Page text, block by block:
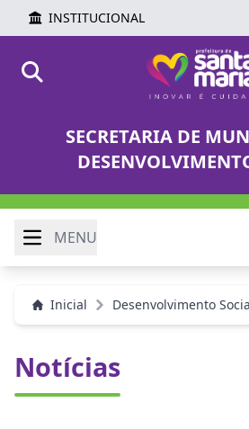
INSTITUCIONAL
SECRETARIA DE
MENU
Inicial Desenvolvimento
Notícias